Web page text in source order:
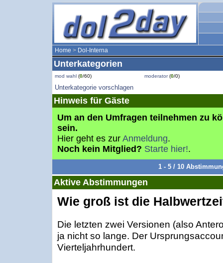
Home > Dol-Interna
Unterkategorien
mod wahl (0/60) moderator(0/0)
Unterkategorie vorschlagen
Hinweis für Gäste
Um an den Umfragen teilnehmen zu
sein.
Hier geht es zur Anmeldung.
Noch kein Mitglied? Starte hier!.
1 - 5 / 10
Aktive Abstimmungen
Wie groß ist die
Die letzten zwei Versionen (also
ja nicht so lange. Der
Vierteljahrhundert.